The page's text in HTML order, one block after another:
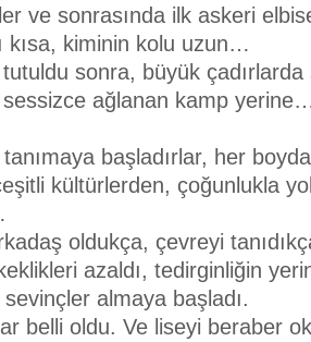
ve sonrasında ilk askeri
kısa, kiminin kolu uzun…
sonra, büyük çadırlarda
ağlanan kamp
başladırlar, her
kültürlerden, çoğunlukla
oldukça, çevreyi
azaldı, tedirginliğin
almaya başladı.
belli oldu. Ve liseyi beraber